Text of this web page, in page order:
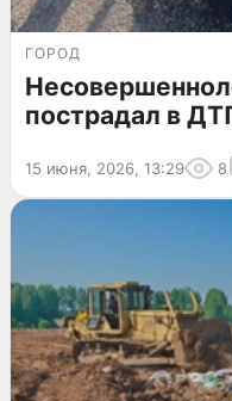
ГОРОД
пострадал в
15 июня, 2026, 13:29 8